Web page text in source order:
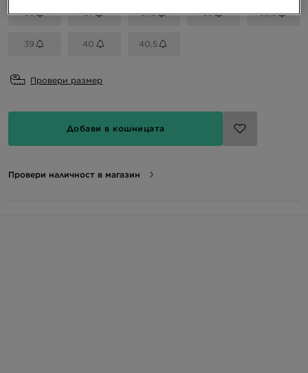
36 37 37,5 38 38,5
39 40 40,5
Провери размер
Добави в кошницата
Провери наличност в магазин